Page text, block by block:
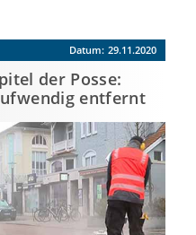
Datum: 29.11.2020
der Posse:
entfernt